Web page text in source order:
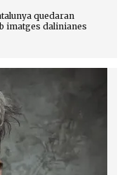
quedaran
imatges dalinianes